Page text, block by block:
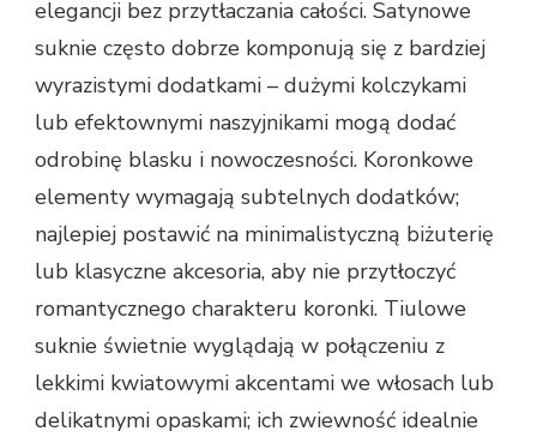
elegancji bez przytłaczania całości. Satynowe
suknie często dobrze komponują się z bardziej
wyrazistymi dodatkami – dużymi kolczykami
lub efektownymi naszyjnikami mogą dodać
odrobinę blasku i nowoczesności. Koronkowe
elementy wymagają subtelnych dodatków;
najlepiej postawić na minimalistyczną biżuterię
lub klasyczne akcesoria, aby nie przytłoczyć
romantycznego charakteru koronki. Tiulowe
suknie świetnie wyglądają w połączeniu z
lekkimi kwiatowymi akcentami we włosach lub
delikatnymi opaskami; ich zwiewność idealnie